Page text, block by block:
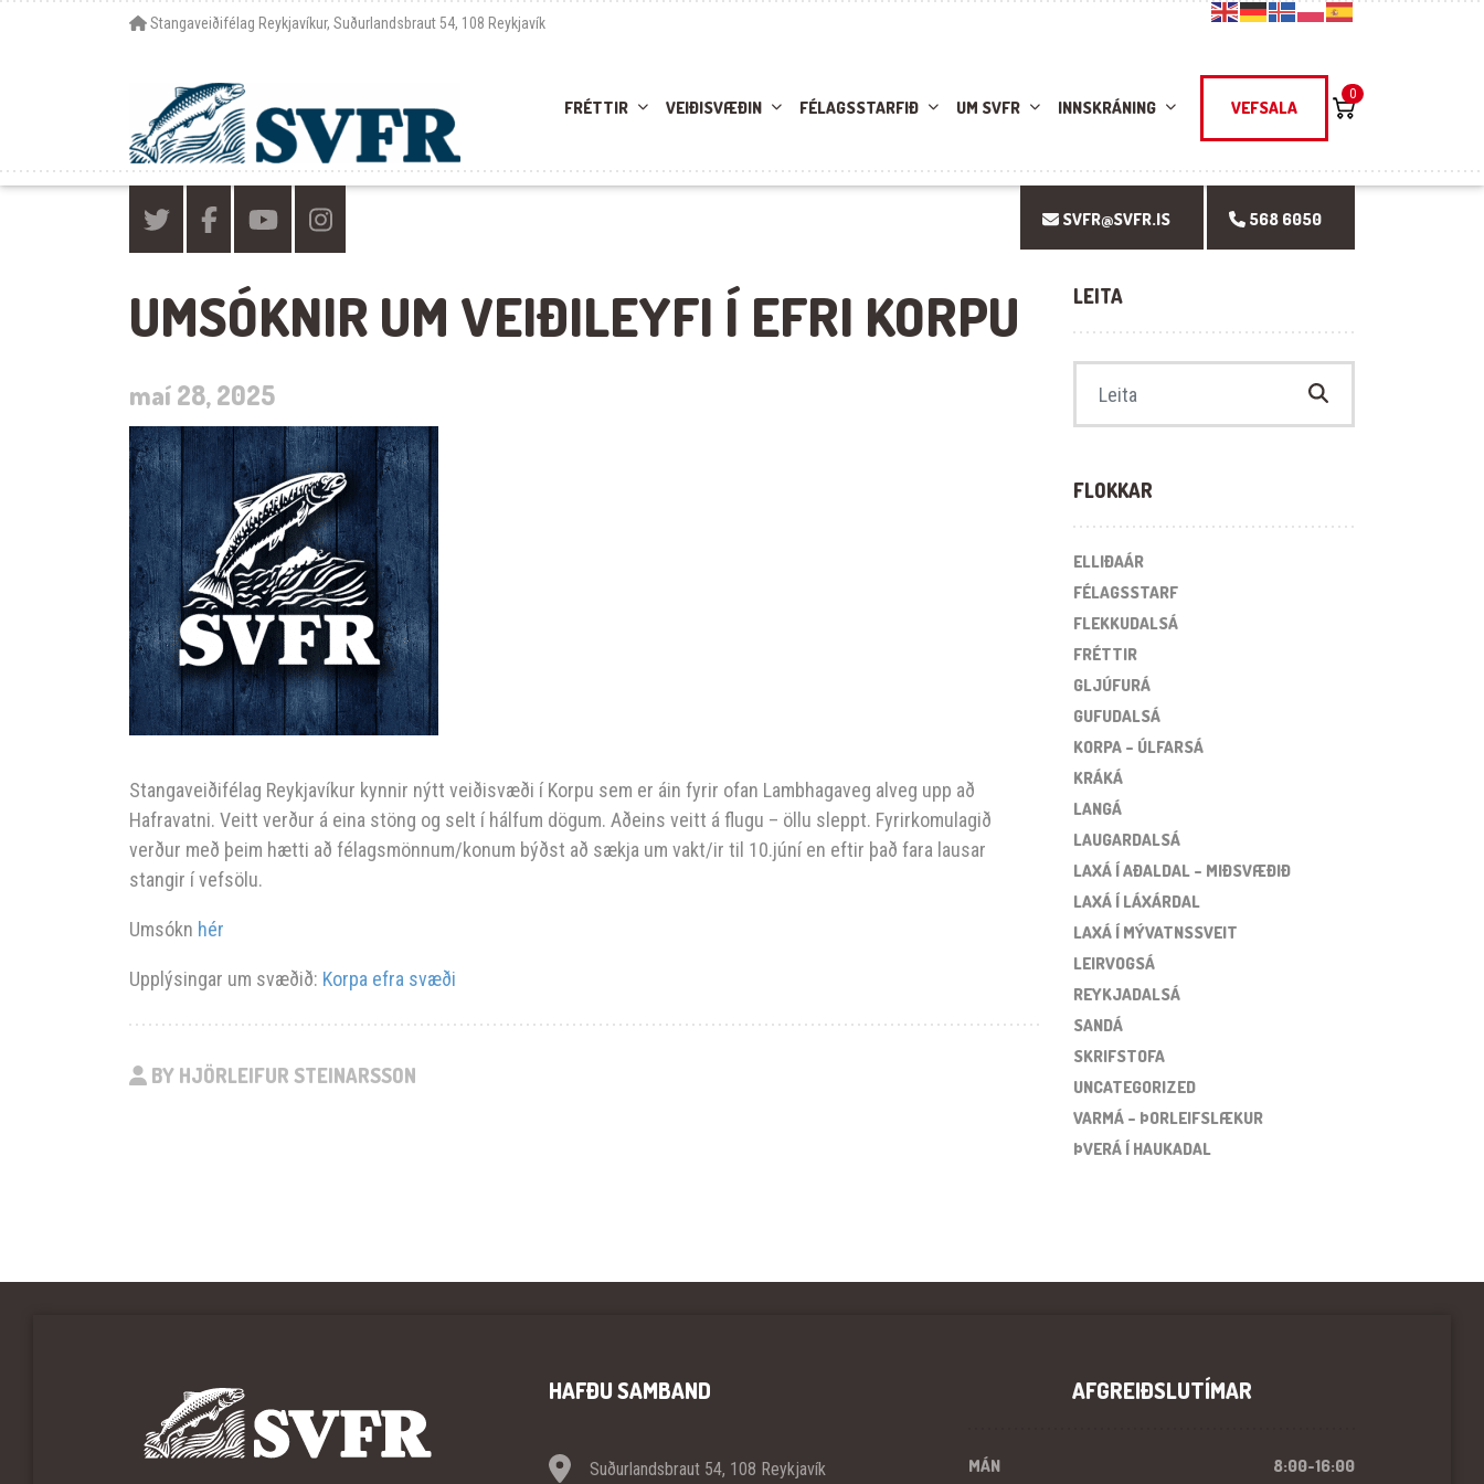
Stangaveiðifélag Reykjavíkur, Suðurlandsbraut 54, 108 Reykjavík
FRÉTTIR VEIÐISVÆÐIN FÉLAGSSTARFIÐ UM SVFR INNSKRÁNING VEFSALA
0
SVFR@SVFR.IS 568 6050
UMSÓKNIR UM VEIÐILEYFI Í EFRI KORPU
maí 28, 2025
Stangaveiðifélag Reykjavíkur kynnir nýtt veiðisvæði í Korpu sem er áin fyrir ofan Lambhagaveg alveg upp að
Hafravatni. Veitt verður á eina stöng og selt í hálfum dögum. Aðeins veitt á flugu – öllu sleppt. Fyrirkomulagið
verður með þeim hætti að félagsmönnum/konum býðst að sækja um vakt/ir til 10.júní en eftir það fara lausar
stangir í vefsölu.
Umsókn hér
Upplýsingar um svæðið: Korpa efra svæði
BY HJÖRLEIFUR STEINARSSON
LEITA
FLOKKAR
ELLIÐAÁR
FÉLAGSSTARF
FLEKKUDALSÁ
FRÉTTIR
GLJÚFURÁ
GUFUDALSÁ
KORPA – ÚLFARSÁ
KRÁKÁ
LANGÁ
LAUGARDALSÁ
LAXÁ Í AÐALDAL – MIÐSVÆÐIÐ
LAXÁ Í LÁXÁRDAL
LAXÁ Í MÝVATNSSVEIT
LEIRVOGSÁ
REYKJADALSÁ
SANDÁ
SKRIFSTOFA
UNCATEGORIZED
VARMÁ – ÞORLEIFSLÆKUR
ÞVERÁ Í HAUKADAL
HAFÐU SAMBAND
Suðurlandsbraut 54, 108 Reykjavík
AFGREIÐSLUTÍMAR
MÁN 8:00-16:00